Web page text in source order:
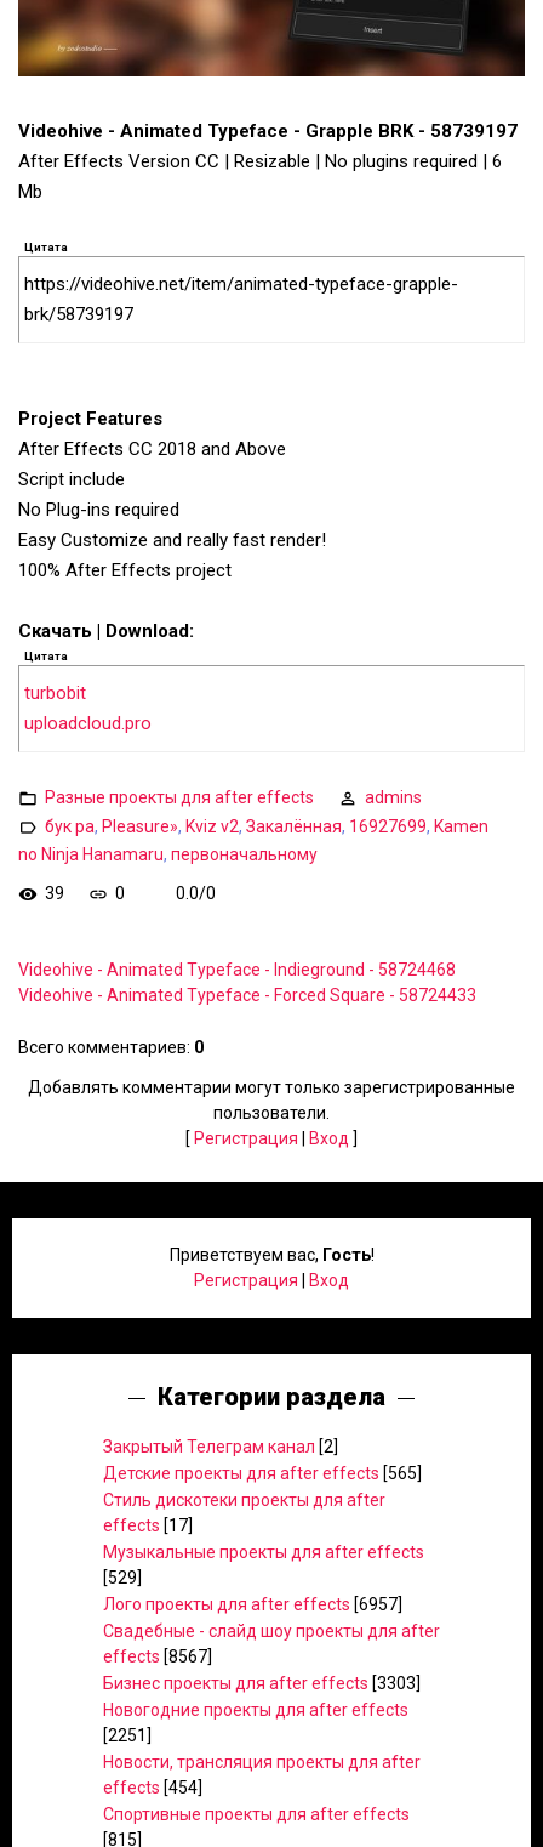
Videohive - Animated Typeface - Grapple BRK - 58739197
After Effects Version CC | Resizable | No plugins required | 6
Mb
Цитата
https://videohive.net/item/animated-typeface-grapple-
brk/58739197
Project Features
After Effects CC 2018 and Above
Script include
No Plug-ins required
Easy Customize and really fast render!
100% After Effects project
Скачать | Download:
Цитата
turbobit
uploadcloud.pro
Разные проекты для after effects
admins
бук ра, Pleasure», Kviz v2, Закалённая, 16927699, Kamen
no Ninja Hanamaru, первоначальному
39
0 0.0/0
Videohive - Animated Typeface - Indieground - 58724468
Videohive - Animated Typeface - Forced Square - 58724433
Всего комментариев: 0
Добавлять комментарии могут только зарегистрированные
пользователи.
[ Регистрация Вход ]
Приветствуем вас, Гость!
Регистрация
Вход
Категории раздела
Закрытый Телеграм канал [2]
Детские проекты для after effects [565]
Стиль дискотеки проекты для after
effects [17]
Музыкальные проекты для after effects
[529]
Лого проекты для after effects [6957]
Свадебные - слайд шоу проекты для after
effects [8567]
Бизнес проекты для after effects [3303]
Новогодние проекты для after effects
[2251]
Новости, трансляция проекты для after
effects [454]
Спортивные проекты для after effects
[815]